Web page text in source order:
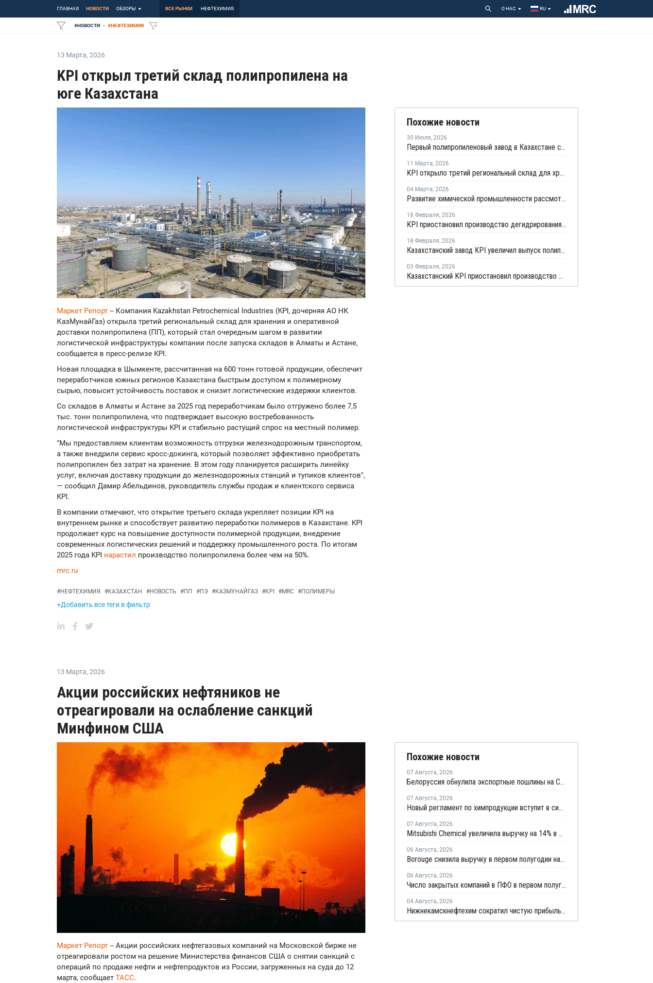
ГЛАВНАЯ НОВОСТИ ОБЗОРЫ ВСЕ РЫНКИ НЕФТЕХИМИЯ О НАС RU
#НОВОСТИ #НЕФТЕХИМИЯ
13 Марта, 2026
KPI открыл третий склад полипропилена на
юге Казахстана
Маркет Репорт -- Компания Kazakhstan Petrochemical Industries (KPI, дочерняя АО НК
КазМунайГаз) открыла третий региональный склад для хранения и оперативной
доставки полипропилена (ПП), который стал очередным шагом в развитии
логистической инфраструктуры компании после запуска складов в Алматы и Астане,
сообщается в пресс-релизе KPI.
Новая площадка в Шымкенте, рассчитанная на 600 тонн готовой продукции, обеспечит
переработчиков южных регионов Казахстана быстрым доступом к полимерному
сырью, повысит устойчивость поставок и снизит логистические издержки клиентов.
Со складов в Алматы и Астане за 2025 год переработчикам было отгружено более 7,5
тыс. тонн полипропилена, что подтверждает высокую востребованность
логистической инфраструктуры KPI и стабильно растущий спрос на местный полимер.
"Мы предоставляем клиентам возможность отгрузки железнодорожным транспортом,
а также внедрили сервис кросс-докинга, который позволяет эффективно приобретать
полипропилен без затрат на хранение. В этом году планируется расширить линейку
услуг, включая доставку продукции до железнодорожных станций и тупиков клиентов",
— сообщил Дамир Абельдинов, руководитель службы продаж и клиентского сервиса
KPI.
В компании отмечают, что открытие третьего склада укрепляет позиции KPI на
внутреннем рынке и способствует развитию переработки полимеров в Казахстане. KPI
продолжает курс на повышение доступности полимерной продукции, внедрение
современных логистических решений и поддержку промышленного роста. По итогам
2025 года KPI нарастил производство полипропилена более чем на 50%.
mrc.ru
#НЕФТЕХИМИЯ #КАЗАХСТАН #НОВОСТЬ #ПП #ПЭ #КАЗМУНАЙГАЗ #KPI #MRC #ПОЛИМЕРЫ
+Добавить все теги в фильтр
Похожие новости
30 Июля, 2026
Первый полипропиленовый завод в Казахстане с участием СИБУРа терпит убытки
11 Марта, 2026
KPI открыло третий региональный склад для хранения и оперативной доставки полипропилена
04 Марта, 2026
Развитие химической промышленности рассмотрели в правительстве Казахстана
18 Февраля, 2026
KPI приостановил производство дегидрирования пропана для проведения ремонта
18 Февраля, 2026
Казахстанский завод KPI увеличил выпуск полипропилена на 71% в 2025 году
03 Февраля, 2026
Казахстанский KPI приостановил производство полипропилена
13 Марта, 2026
Акции российских нефтяников не
отреагировали на ослабление санкций
Минфином США
Маркет Репорт -- Акции российских нефтегазовых компаний на Московской бирже не
отреагировали ростом на решение Министерства финансов США о снятии санкций с
операций по продаже нефти и нефтепродуктов из России, загруженных на суда до 12
марта, сообщает ТАСС.
Похожие новости
07 Августа, 2026
Белоруссия обнулила экспортные пошлины на СУГ
07 Августа, 2026
Новый регламент по химпродукции вступит в силу в сентябре 2027 года
07 Августа, 2026
Mitsubishi Chemical увеличила выручку на 14% в первом квартале японского финансового года
06 Августа, 2026
Borouge снизила выручку в первом полугодии на 5%
06 Августа, 2026
Число закрытых компаний в ПФО в первом полугодии 2026 года вдвое превысило число новых
04 Августа, 2026
Нижнекамскнефтехим сократил чистую прибыль по РСБУ в 15 раз в первом полугодии